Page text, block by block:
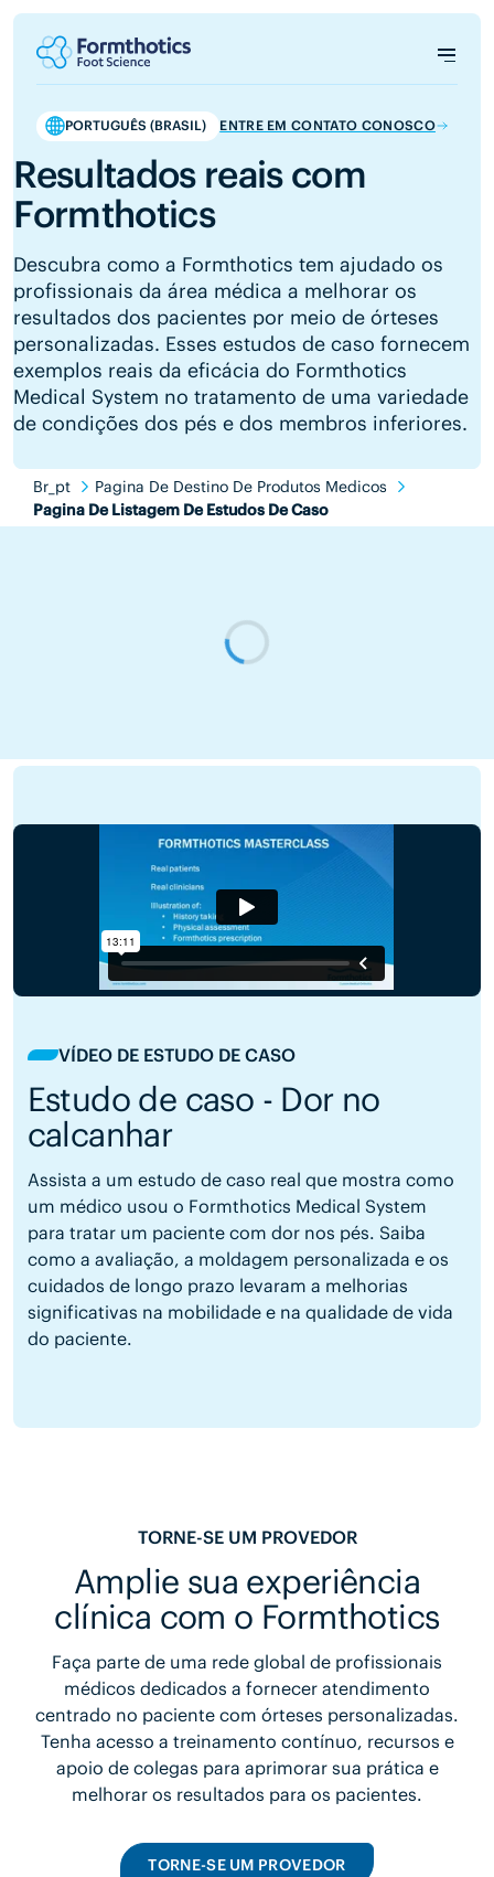
PORTUGUÊS (BRASIL) ENTRE EM CONTATO CONOSCO
Resultados reais com
Formthotics
Descubra como a Formthotics tem ajudado os
profissionais da área médica a melhorar os
resultados dos pacientes por meio de órteses
personalizadas. Esses estudos de caso fornecem
exemplos reais da eficácia do Formthotics
Medical System no tratamento de uma variedade
de condições dos pés e dos membros inferiores.
Br_pt
Pagina De Destino De Produtos Medicos
Pagina De Listagem De Estudos De Caso
VÍDEO DE ESTUDO DE CASO
Estudo de caso - Dor no
calcanhar
Assista a um estudo de caso real que mostra como
um médico usou o Formthotics Medical System
para tratar um paciente com dor nos pés. Saiba
como a avaliação, a moldagem personalizada e os
cuidados de longo prazo levaram a melhorias
significativas na mobilidade e na qualidade de vida
do paciente.
TORNE-SE UM PROVEDOR
Amplie sua experiência
clínica com o Formthotics
Faça parte de uma rede global de profissionais
médicos dedicados a fornecer atendimento
centrado no paciente com órteses personalizadas.
Tenha acesso a treinamento contínuo, recursos e
apoio de colegas para aprimorar sua prática e
melhorar os resultados para os pacientes.
TORNE-SE UM PROVEDOR